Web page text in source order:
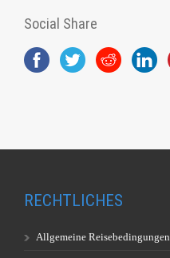
Social Share
RECHTLICHES
Allgemeine Reisebedingungen